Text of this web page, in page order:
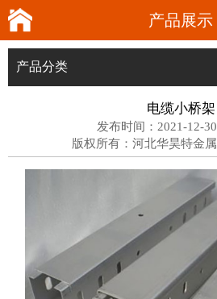
产品展示
产品分类
电缆小桥架
发布时间：2021-12-
版权所有：河北华昊特金